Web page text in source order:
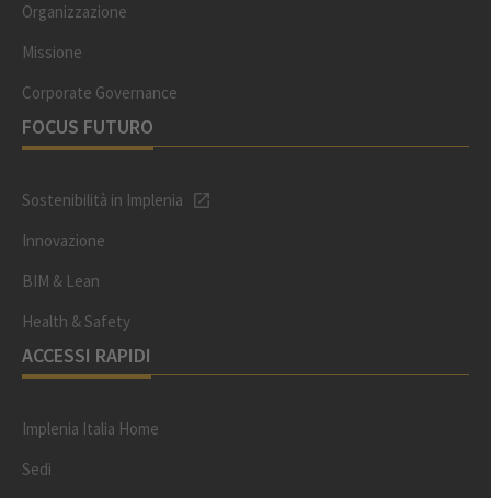
Organizzazione
Missione
Corporate Governance
FOCUS FUTURO
Sostenibilità in Implenia
Innovazione
BIM & Lean
Health & Safety
ACCESSI RAPIDI
Implenia Italia Home
Sedi